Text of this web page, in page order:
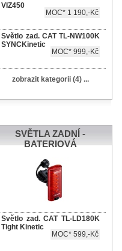
VIZ450
MOC* 1 190,-Kč
Světlo zad. CAT TL-NW100K
SYNCKinetic
MOC* 999,-Kč
zobrazit kategorii (4) ...
SVĚTLA ZADNÍ -
BATERIOVÁ
Světlo zad. CAT TL-LD180K
Tight Kinetic
MOC* 599,-Kč